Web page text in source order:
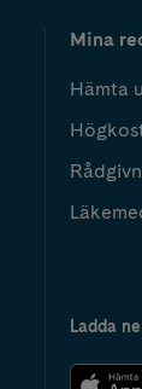
Mina
Hämta
Ladda